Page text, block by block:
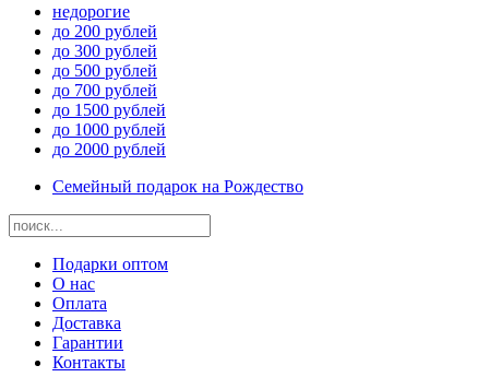
недорогие
до 200 рублей
до 300 рублей
до 500 рублей
до 700 рублей
до 1500 рублей
до 1000 рублей
до 2000 рублей
Семейный подарок на Рождество
Подарки оптом
О нас
Оплата
Доставка
Гарантии
Контакты